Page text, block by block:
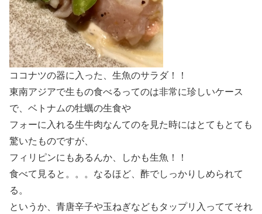
ココナツの器に入った、生魚のサラダ！！
東南アジアで生もの食べるってのは非常に珍しいケース
で、ベトナムの牡蠣の生食や
フォーに入れる生牛肉なんてのを見た時にはとてもとても
驚いたものですが、
フィリピンにもあるんか、しかも生魚！！
食べて見ると。。。なるほど、酢でしっかりしめられて
る。
というか、青唐辛子や玉ねぎなどもタップリ入っててそれ